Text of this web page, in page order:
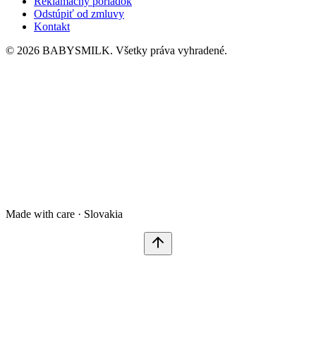
Odstúpiť od zmluvy
Kontakt
© 2026 BABYSMILK. Všetky práva vyhradené.
Made with care · Slovakia